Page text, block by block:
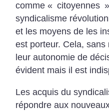
comme « citoyennes
syndicalisme
et les moyens de les
est porteur. Cela,
leur autonomie de
évident mais il est
Les acquis du
répondre aux